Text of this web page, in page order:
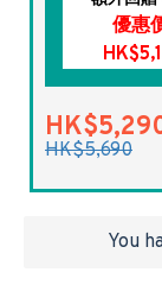
優惠
HK$5,690
You